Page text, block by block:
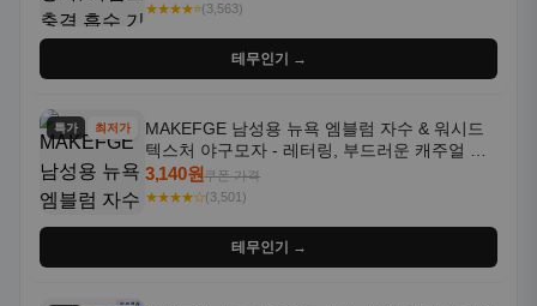
★★★★⭐(3,563)
테무인기 →
특가 최저가
MAKEFGE 남성용 뉴욕 엠블럼 자수 & 워시드
텍스처 야구모자 - 레터링, 부드러운 캐주얼 모
자, NYC 스타일
3,140원쿠폰 가격
★★★★☆(3,501)
테무인기 →